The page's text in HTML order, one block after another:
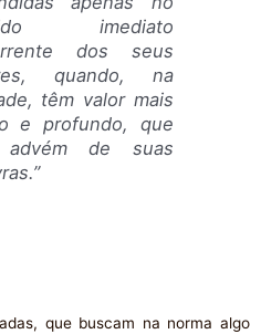
imediato
dos seus
quando, na
têm valor mais
e profundo, que
advém de suas
que buscam na norma algo